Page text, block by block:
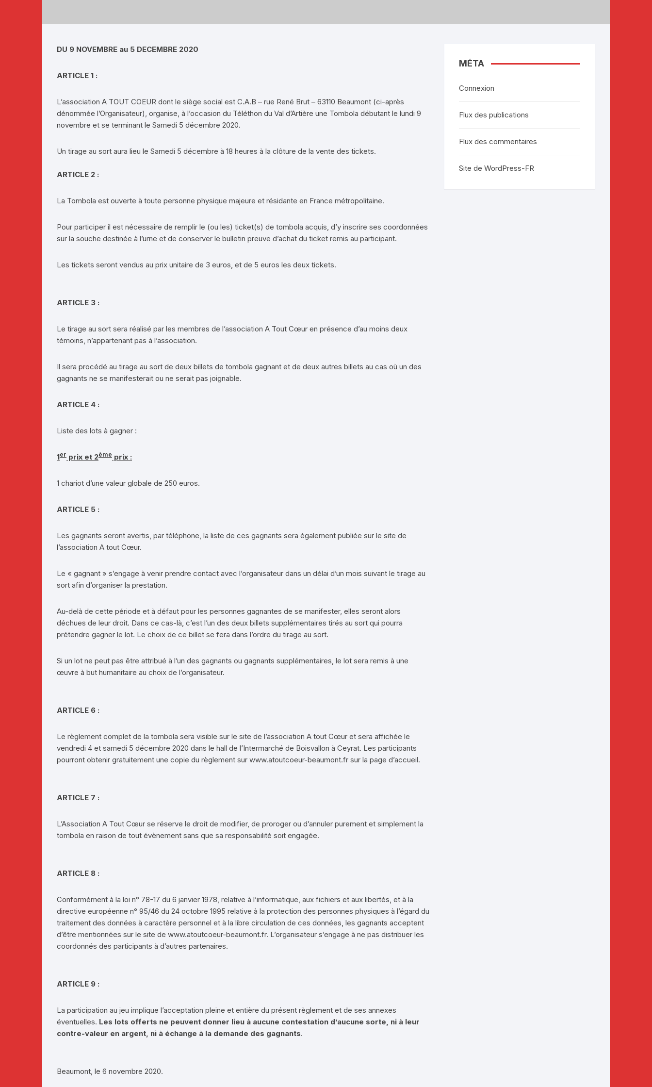
DU 9 NOVEMBRE au 5 DECEMBRE 2020
ARTICLE 1 :
L’association A TOUT COEUR dont le siège social est C.A.B – rue René Brut – 63110 Beaumont (ci-après
dénommée l’Organisateur), organise, à l’occasion du Téléthon du Val d’Artière une Tombola débutant le lundi 9
novembre et se terminant le Samedi 5 décembre 2020.
Un tirage au sort aura lieu le Samedi 5 décembre à 18 heures à la clôture de la vente des tickets.
ARTICLE 2 :
La Tombola est ouverte à toute personne physique majeure et résidante en France métropolitaine.
Pour participer il est nécessaire de remplir le (ou les) ticket(s) de tombola acquis, d’y inscrire ses coordonnées
sur la souche destinée à l’urne et de conserver le bulletin preuve d’achat du ticket remis au participant.
Les tickets seront vendus au prix unitaire de 3 euros, et de 5 euros les deux tickets.
ARTICLE 3 :
Le tirage au sort sera réalisé par les membres de l’association A Tout Cœur en présence d’au moins deux
témoins, n’appartenant pas à l’association.
Il sera procédé au tirage au sort de deux billets de tombola gagnant et de deux autres billets au cas où un des
gagnants ne se manifesterait ou ne serait pas joignable.
ARTICLE 4 :
Liste des lots à gagner :
1er prix et 2ème prix :
1 chariot d’une valeur globale de 250 euros.
ARTICLE 5 :
Les gagnants seront avertis, par téléphone, la liste de ces gagnants sera également publiée sur le site de
l’association A tout Cœur.
Le « gagnant » s’engage à venir prendre contact avec l’organisateur dans un délai d’un mois suivant le tirage au
sort afin d’organiser la prestation.
Au-delà de cette période et à défaut pour les personnes gagnantes de se manifester, elles seront alors
déchues de leur droit. Dans ce cas-là, c’est l’un des deux billets supplémentaires tirés au sort qui pourra
prétendre gagner le lot. Le choix de ce billet se fera dans l’ordre du tirage au sort.
Si un lot ne peut pas être attribué à l’un des gagnants ou gagnants supplémentaires, le lot sera remis à une
œuvre à but humanitaire au choix de l’organisateur.
ARTICLE 6 :
Le règlement complet de la tombola sera visible sur le site de l’association A tout Cœur et sera affichée le
vendredi 4 et samedi 5 décembre 2020 dans le hall de l’Intermarché de Boisvallon à Ceyrat. Les participants
pourront obtenir gratuitement une copie du règlement sur www.atoutcoeur-beaumont.fr sur la page d’accueil.
ARTICLE 7 :
L’Association A Tout Cœur se réserve le droit de modifier, de proroger ou d’annuler purement et simplement la
tombola en raison de tout évènement sans que sa responsabilité soit engagée.
ARTICLE 8 :
Conformément à la loi n° 78-17 du 6 janvier 1978, relative à l’informatique, aux fichiers et aux libertés, et à la
directive européenne n° 95/46 du 24 octobre 1995 relative à la protection des personnes physiques à l’égard du
traitement des données à caractère personnel et à la libre circulation de ces données, les gagnants acceptent
d’être mentionnées sur le site de www.atoutcoeur-beaumont.fr. L’organisateur s’engage à ne pas distribuer les
coordonnés des participants à d’autres partenaires.
ARTICLE 9 :
La participation au jeu implique l’acceptation pleine et entière du présent règlement et de ses annexes
éventuelles. Les lots offerts ne peuvent donner lieu à aucune contestation d’aucune sorte, ni à leur
contre-valeur en argent, ni à échange à la demande des gagnants.
Beaumont, le 6 novembre 2020.
MÉTA
Connexion
Flux des publications
Flux des commentaires
Site de WordPress-FR